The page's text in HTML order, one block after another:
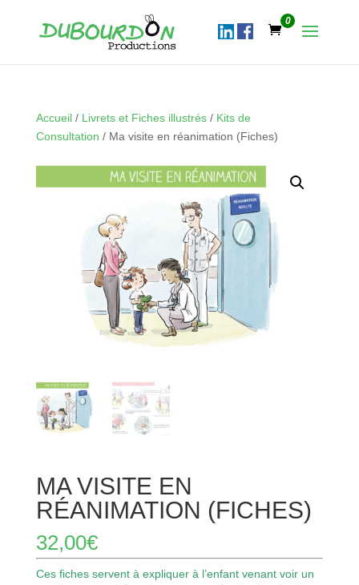
0
Accueil/ Livrets et Fiches illustrés/ Kits de
Consultation / Ma visite en réanimation (Fiches)
MA VISITE EN
RÉANIMATION (FICHES)
32,00€
Ces fiches servent à expliquer à l’enfant venant voir un